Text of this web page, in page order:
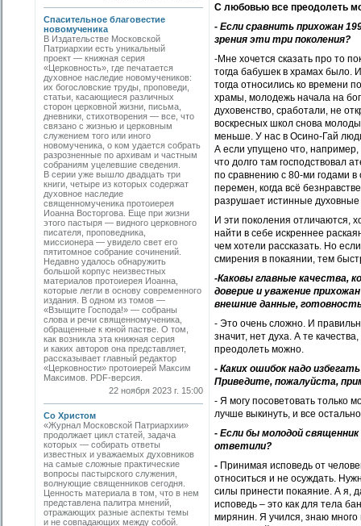
Спасительное благовестие
новомученика
В Издательстве Московской
Патриархии есть уникальный
проект — книжная серия
«Церковность», где печатается
духовное наследие новомучеников:
их богословские труды, проповеди,
статьи, касающиеся различных
сторон церковной жизни, письма,
дневники, стихотворения — все, что
связано с жизнью и церковным
служением того или иного
новомученика, о ком удается собрать
разрозненные по архивам и частным
собраниям уцелевшие сведения.
В серии уже вышло двадцать три
книги, четыре из которых содержат
духовное наследие
священномученика протоиерея
Иоанна Востор­гова. Еще при жизни
этого пастыря — видного церковного
писателя, проповедника,
миссионера — увидело свет его
пятитомное собрание сочинений.
Недавно удалось обнаружить
большой корпус неизвестных
материалов протоиерея Иоанна,
которые легли в основу современного
издания. В одном из томов —
«Взыщите Господа!» — собраны
cлова и речи священномученика,
обращенные к юной пастве. О том,
как возникла эта книжная серия
и каких авторов она представляет,
рассказывает главный редактор
«Церковности» протоиерей Максим
Максимов. PDF-версия.
22 ноября 2023 г. 15:00
Со Христом
«Журнал Московской Патриархии»
продолжает цикл статей, задача
которых — собирать ответы
известных и уважаемых духовников
на самые сложные практические
вопросы пастырского служения,
волнующие священников сегодня.
Ценность материала в том, что в нем
представлена палитра мнений,
отражающих разные аспекты темы
и не совпадающих между собой.
С любовью все преодолеть
- Если сравнить прихожан
зрения эти три поколения?
-Мне хочется сказать про то
тогда бабушек в храмах было.
тогда относились ко времени
храмы, молодежь начала на
духовенство, сработали, не
воскресных школ снова
меньше. У нас в Осино-Гай
А если упущено что,
что долго там господствовал
по сравнению с 80-ми годами
перемен, когда всё
разрушает истинные духовные
И эти поколения отличаются,
найти в себе искреннее
чем хотели рассказать. Но
смирения в покаянии, тем
-Каковы главные качества,
доверие и уважение
внешние данные,
- Это очень сложно. И
значит, нет духа. А те
преодолеть можно.
- Каких ошибок надо
Приведите, пожалуйста,
- Я могу посоветовать только
лучше выкинуть, и все
- Если бы молодой
ответили?
- Принимая исповедь от
относиться и не осуждать.
силы принести покаяние. А я,
исповедь – это как для тела
мирянин. Я учился, знаю